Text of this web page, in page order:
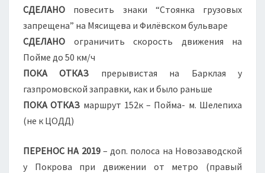
СДЕЛАНО повесить знаки “Стоянка грузовых
запрещена” на Мясищева и Филёвском бульваре
СДЕЛАНО ограничить скорость движения на
Пойме до 50 км/ч
ПОКА ОТКАЗ прерывистая на Барклая у
газпромовской заправки, как и было раньше
ПОКА ОТКАЗ маршрут 152к – Пойма- м. Шелепиха
(не к ЦОДД)
ПЕРЕНОС НА 2019– доп. полоса на Новозаводской
у Покрова при движении от метро (правый